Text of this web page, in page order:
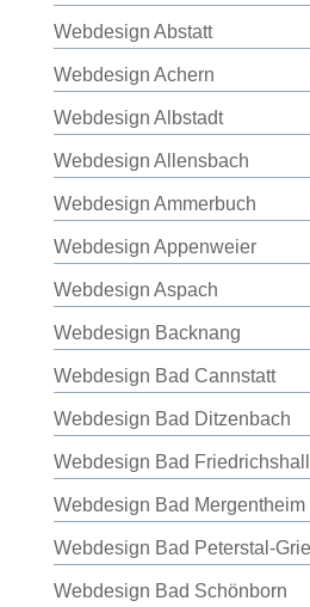
Webdesign Abstatt
Webdesign Achern
Webdesign Albstadt
Webdesign Allensbach
Webdesign Ammerbuch
Webdesign Appenweier
Webdesign Aspach
Webdesign Backnang
Webdesign Bad Cannstatt
Webdesign Bad Ditzenbach
Webdesign Bad Friedrichshall
Webdesign Bad Mergentheim
Webdesign Bad Peterstal-
Webdesign Bad Schönborn